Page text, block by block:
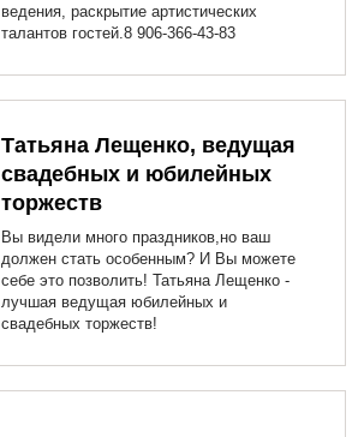
ведения, раскрытие артистических
талантов гостей.8 906-366-43-83
Татьяна Лещенко, ведущая
свадебных и юбилейных
торжеств
Вы видели много праздников,но ваш
должен стать особенным? И Вы можете
себе это позволить! Татьяна Лещенко -
лучшая ведущая юбилейных и
свадебных торжеств!